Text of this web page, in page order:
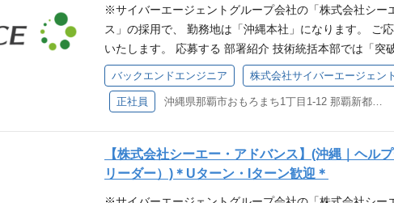
認証、認可に関する技術知 LLM等のAI技術に関する知識
psの経験 Go言語のバックエンド開発経験 Vue.js、
フロントエンド開発経験 AWSやGCPなどのクラウドに
設計に関する技術知識 サーバ及びミドルウェア ネット
経験 【求める人物像】 これまでの開発経験を活かして
分野の能力を高めたい方 責任感をもって施策を推進でき
関係者に対して建設的なコミュニケーションをとること
現実課題のFit&Gap分析を行い現状の最適解を導ける方
堅牢なシステム基盤の設計・実装 Infrastructure as Code
による一貫性のあるインフラ管理 システムの可用性およ
向けた改善・対応SLO/SLIの設計と測定によるサービス
パフォーマンスボトルネックの特定と改善 障害対応プロ
善 監視・アラート基盤の設計、構築および運用 セキュ
期検知と対応体制の整備 監視ツール（Prometheus,
の導入・運用 ログ分析基盤の構築と活用 定常的な運用
化の推進 CI/CDパイプラインにおけるセキュリティテス
性管理プロセスの自動化 セキュアなデプロイメントプロ
リティナレッジを吸収し続けることができます。 ＜多様
の経験を通じた成長＞ サイバーエージェントグループの
界にまたがる事業ドメインを持つ点です。 一つの業界に
的な視点を培える環境で、多様な課題に挑戦することで
つ視野を広げたスキルアップを目指せます。 部署につい
リティ推進グループは、サイバーエージェント全体の情
維持・強化するための専門組織です。 メディア、ゲー
事業領域に対して、セキュリティリスクの可視化・判断
し、事業の成長と両立する実効性あるセキュリティの実
ジェントグループが展開するプロダクトのコンプライア
適合に向けた支援や社内啓発活動 サイバーエージェン
るインターネットサービスにおけるセキュリティ維持管
ョンの魅力 最先端の技術に触れることができる（会社と
への投資が積極的） 大企業のみならず、新規事業や子会
キュリティマネジメントに関われるので、 動的なビジネ
積むことが可能 部署について 各事業セグメントのデー
スタートアップ会社、事業の責任者と連携し、プロダク
タ活用、セキュリティなど、システム面の多方面なコン
※サイバーエージェントグループ会社の「株式会社シー
ス」の採用で、 勤務地は「沖縄本社」になります。 ご
いたします。 応募する 部署紹介 技術統括本部では「突
な技術」とうヴィジョンを掲げており、 「エンジニアリ
をグロースすること」というミッションを持って日々、
います。 サイバーエージェントの最高技術責任者が統括
解決のみならず、さらに飛躍するための突破力となる組
も我々は、会社の基盤となる組織のため、サイバーエー
を裏側から支えるお仕事をしています。 業務内容 1人1
バックエンドエンジニア
正社員
【株式会社シーエー・アドバンス】(沖縄｜ヘル
リーダー）)＊Uターン・Iターン歓迎＊